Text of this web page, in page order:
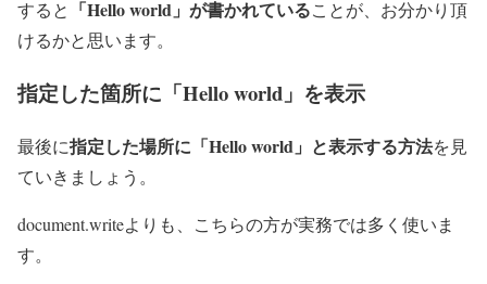
すると 「Hello world」が書かれていることが、お分かり頂
けるかと思います。
指定した箇所に「Hello world」を表示
最後に指定した場所に「Hello world」と表示する方法を見
ていきましょう。
document.writeよりも、こちらの方が実務では多く使いま
す。